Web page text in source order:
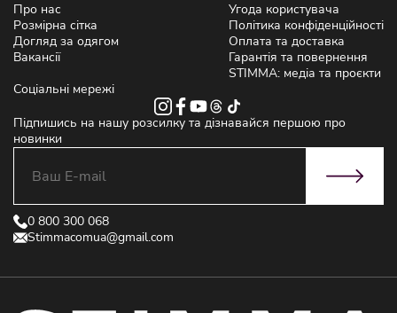
Про нас
Розмірна сітка
Догляд за одягом
Вакансії
Угода користувача
Політика конфіденційності
Оплата та доставка
Гарантія та повернення
STIMMA: медіа та проєкти
Соціальні мережі
Підпишись на нашу розсилку та дізнавайся першою про
новинки
0 800 300 068
Stimmacomua@gmail.com